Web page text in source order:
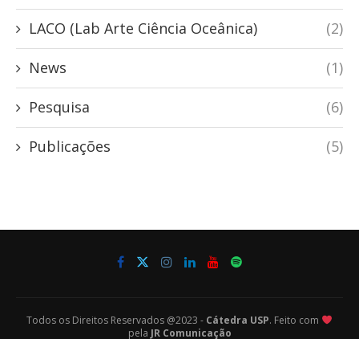
LACO (Lab Arte Ciência Oceânica) (2)
News (1)
Pesquisa (6)
Publicações (5)
Todos os Direitos Reservados @2023 - Cátedra USP. Feito com
pela JR Comunicação